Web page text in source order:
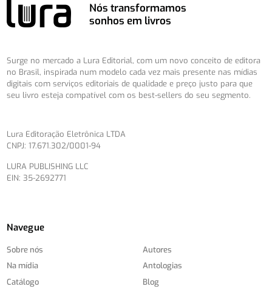
Nós transformamos
sonhos em livros
Surge no mercado a Lura Editorial, com um novo conceito de editora
no Brasil, inspirada num modelo cada vez mais presente nas mídias
digitais com serviços editoriais de qualidade e preço justo para que
seu livro esteja compatível com os best-sellers do seu segmento.
Lura Editoração Eletrônica LTDA
CNPJ: 17.671.302/0001-94
LURA PUBLISHING LLC
EIN: 35-2692771
Navegue
Sobre nós
Na mídia
Catálogo
Autores
Antologias
Blog